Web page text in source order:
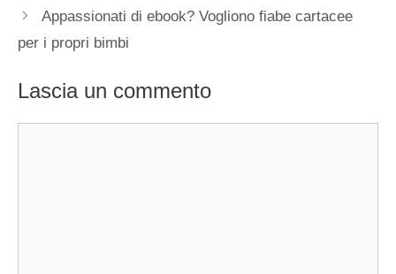
Appassionati di ebook? Vogliono fiabe cartacee
per i propri bimbi
Lascia un commento